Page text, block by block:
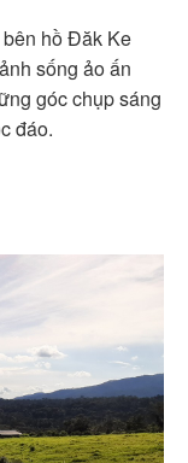
hồ Đăk Ke
sống ảo ấn
góc chụp sáng
đáo.